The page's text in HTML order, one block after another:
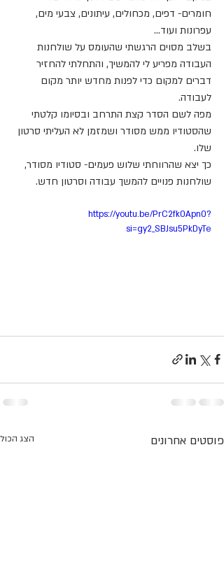
חומרים- דפים, מכחולים, עיתונים, צבעי מים,
עפרונות ועוד...
בשלב מסוים הרגשתי שהעומס על שולחנות
העבודה מפריע לי להמשיך, והתחלתי להחזיר
דברים למקום כדי לפנות מחדש יותר מקום
לעבודה.
מפה לשם הסדר קצת התרחב ובסיומו קלטתי
שהסטודיו ממש מסודר ושמזמן לא העליתי סרטון
שלו.
כך יצא שהרווחתי שלוש פעמים- סטודיו מסודר,
שולחנות פנויים להמשך עבודה וסרטון חדש.
https://youtu.be/PrC2fk0Apn0?
si=gy2_SBJsu5PkDyTe
פוסטים אחרונים הצג הכול